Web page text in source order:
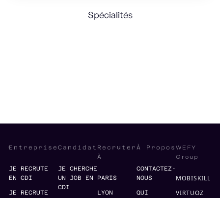
Spécialités
Entreprise
JE RECRUTE
EN CDI
JE RECRUTE
Candidat
JE CHERCHE
UN JOB EN
CDI
Recruter
À
PARIS
LYON
À Propos
CONTACTEZ-
NOUS
QUI
WEFY
Group
MOBISKILL
VIRTUOZ